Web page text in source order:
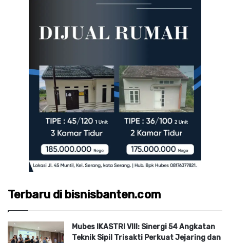
Terbaru di bisnisbanten.com
Mubes IKASTRI VIII: Sinergi 54 Angkatan
Teknik Sipil Trisakti Perkuat Jejaring dan